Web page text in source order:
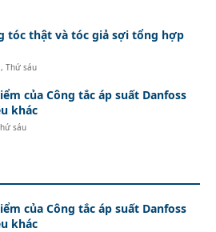
tóc thật và tóc giả sợi tổng hợp
Thứ sáu
của Công tắc áp suất Danfoss
khác
sáu
của Công tắc áp suất Danfoss
khác